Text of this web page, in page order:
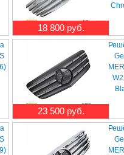
18 800 руб.
23 500 руб.